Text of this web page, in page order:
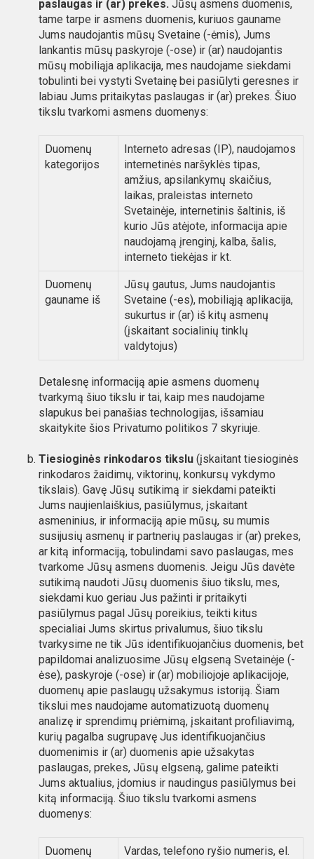
paslaugas ir (ar) prekes. Jūsų asmens duomenis,
tame tarpe ir asmens duomenis, kuriuos gauname
Jums naudojantis mūsų Svetaine (-ėmis), Jums
lankantis mūsų paskyroje (-ose) ir (ar) naudojantis
mūsų mobiliąja aplikacija, mes naudojame siekdami
tobulinti bei vystyti Svetainę bei pasiūlyti geresnes ir
labiau Jums pritaikytas paslaugas ir (ar) prekes. Šiuo
tikslu tvarkomi asmens duomenys:
Duomenų
kategorijos
Interneto adresas (IP), naudojamos
internetinės naršyklės tipas,
amžius, apsilankymų skaičius,
laikas, praleistas interneto
Svetainėje, internetinis šaltinis, iš
kurio Jūs atėjote, informacija apie
naudojamą įrenginį, kalba, šalis,
interneto tiekėjas ir kt.
Duomenų
gauname iš
Jūsų gautus, Jums naudojantis
Svetaine (-es), mobiliąją aplikacija,
sukurtus ir (ar) iš kitų asmenų
(įskaitant socialinių tinklų
valdytojus)
Detalesnę informaciją apie asmens duomenų
tvarkymą šiuo tikslu ir tai, kaip mes naudojame
slapukus bei panašias technologijas, išsamiau
skaitykite šios Privatumo politikos 7 skyriuje.
Tiesioginės rinkodaros tikslu (įskaitant tiesioginės
rinkodaros žaidimų, viktorinų, konkursų vykdymo
tikslais). Gavę Jūsų sutikimą ir siekdami pateikti
Jums naujienlaiškius, pasiūlymus, įskaitant
asmeninius, ir informaciją apie mūsų, su mumis
susijusių asmenų ir partnerių paslaugas ir (ar) prekes,
ar kitą informaciją, tobulindami savo paslaugas, mes
tvarkome Jūsų asmens duomenis. Jeigu Jūs davėte
sutikimą naudoti Jūsų duomenis šiuo tikslu, mes,
siekdami kuo geriau Jus pažinti ir pritaikyti
pasiūlymus pagal Jūsų poreikius, teikti kitus
specialiai Jums skirtus privalumus, šiuo tikslu
tvarkysime ne tik Jūs identifikuojančius duomenis, bet
papildomai analizuosime Jūsų elgseną Svetainėje (-
ėse), paskyroje (-ose) ir (ar) mobiliojoje aplikacijoje,
duomenų apie paslaugų užsakymus istoriją. Šiam
tikslui mes naudojame automatizuotą duomenų
analizę ir sprendimų priėmimą, įskaitant profiliavimą,
kurių pagalba sugrupavę Jus identifikuojančius
duomenimis ir (ar) duomenis apie užsakytas
paslaugas, prekes, Jūsų elgseną, galime pateikti
Jums aktualius, įdomius ir naudingus pasiūlymus bei
kitą informaciją. Šiuo tikslu tvarkomi asmens
duomenys:
Duomenų
Vardas, telefono ryšio numeris, el.